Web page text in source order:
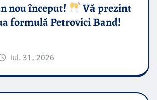
nou început!
Vă prezint
formulă Petrovici Band!
iul. 31, 2026